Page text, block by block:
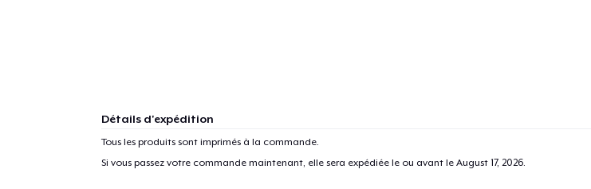
Détails d'expédition
Tous les produits sont imprimés à la commande.
Si vous passez votre commande maintenant, elle sera expédiée le ou avant le August 17, 2026.